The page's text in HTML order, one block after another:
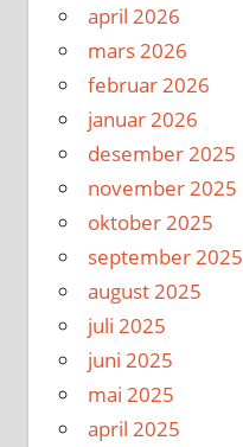
april 2026
mars 2026
februar 2026
januar 2026
desember 2025
november 2025
oktober 2025
september 2025
august 2025
juli 2025
juni 2025
mai 2025
april 2025